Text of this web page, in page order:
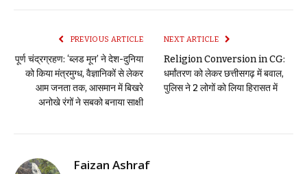
PREVIOUS ARTICLE
पूर्ण चंद्रग्रहण: ‘ब्लड मून’ ने देश-दुनिया
को किया मंत्रमुग्ध, वैज्ञानिकों से लेकर
आम जनता तक, आसमान में बिखरे
अनोखे रंगों ने सबको बनाया साक्षी
NEXT ARTICLE
Religion Conversion in CG:
धर्मांतरण को लेकर छत्तीसगढ़ में बवाल,
पुलिस ने 2 लोगों को लिया हिरासत में
Faizan Ashraf